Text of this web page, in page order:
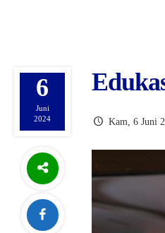
6
Juni
2024
Kam, 6 Juni